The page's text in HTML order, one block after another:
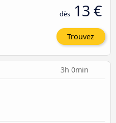
dès 13 €
Trouvez
3h 0min